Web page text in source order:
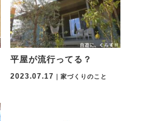
平屋が流行ってる？
2023.07.17 ｜家づくりのこと